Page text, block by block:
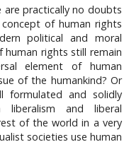
practically no doubts
of human rights
political and moral
human rights still remain
element of human
of the humankind? Or
formulated and solidly
and liberal
of the world in a very
societies use human